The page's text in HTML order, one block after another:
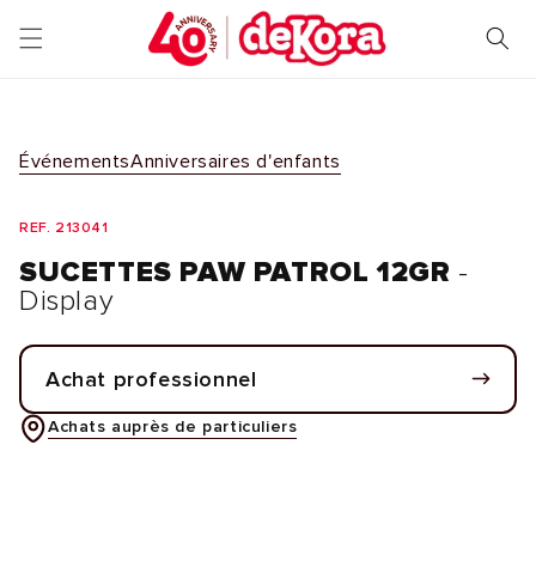
passer
au
ÉvénementsAnniversaires d'enfants
REF. 213041
SUCETTES PAW PATROL 12GR -
Display
Achat professionnel
Achats auprès de particuliers